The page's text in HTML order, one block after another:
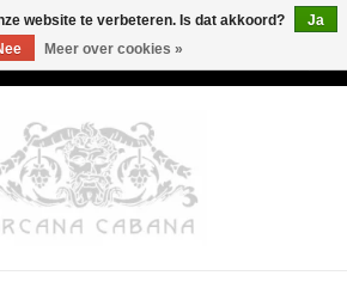
website te verbeteren. Is dat akkoord?
Ja
Meer over cookies »